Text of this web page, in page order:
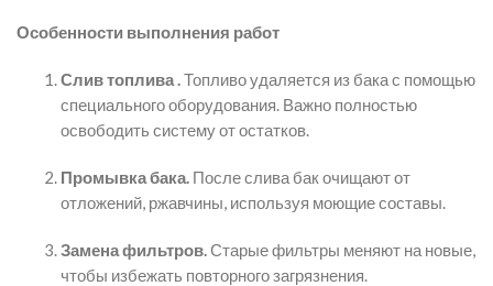
Особенности выполнения работ
Слив топлива .Топливо удаляется из бака с помощью
специального оборудования. Важно полностью
освободить систему от остатков.
Промывка бака. После слива бак очищают от
отложений, ржавчины, используя моющие составы.
Замена фильтров.Старые фильтры меняют на новые,
чтобы избежать повторного загрязнения.